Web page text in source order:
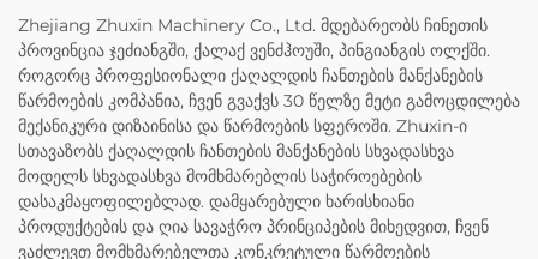
Zhejiang Zhuxin Machinery Co., Ltd. მდებარეობს ჩინეთის
პროვინცია ჯეძიანგში, ქალაქ ვენძჰოუში, პინგიანგის ოლქში.
როგორც პროფესიონალი ქაღალდის ჩანთების მანქანების
წარმოების კომპანია, ჩვენ გვაქვს 30 წელზე მეტი გამოცდილება
მექანიკური დიზაინისა და წარმოების სფეროში. Zhuxin-ი
სთავაზობს ქაღალდის ჩანთების მანქანების სხვადასხვა
მოდელს სხვადასხვა მომხმარებლის საჭიროებების
დასაკმაყოფილებლად. დამყარებული ხარისხიანი
პროდუქტების და ღია სავაჭრო პრინციპების მიხედვით, ჩვენ
ვაძლევთ მომხმარებელთა კონკრეტული წარმოების